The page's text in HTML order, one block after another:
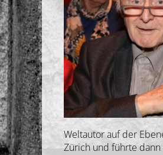
Weltautor auf der
Zürich und führte